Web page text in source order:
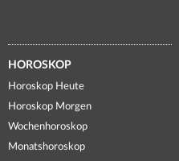
HOROSKOP
Horoskop Heute
Horoskop Morgen
Wochenhoroskop
Monatshoroskop